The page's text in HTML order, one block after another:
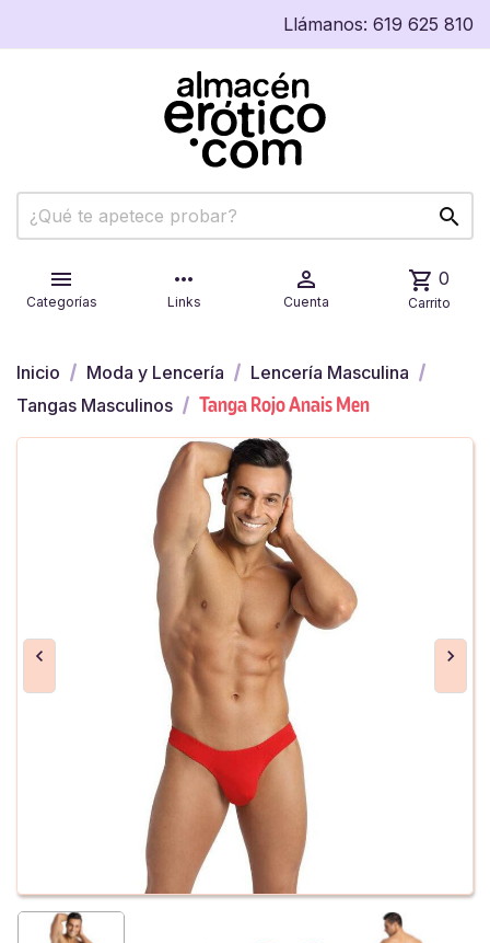
Llámanos: 619 625 810


Categorías
more_horiz
Links

Cuenta
shopping_cart 0
Carrito
Inicio Moda y Lencería
Lencería Masculina
Tangas Masculinos
Tanga Rojo Anais Men